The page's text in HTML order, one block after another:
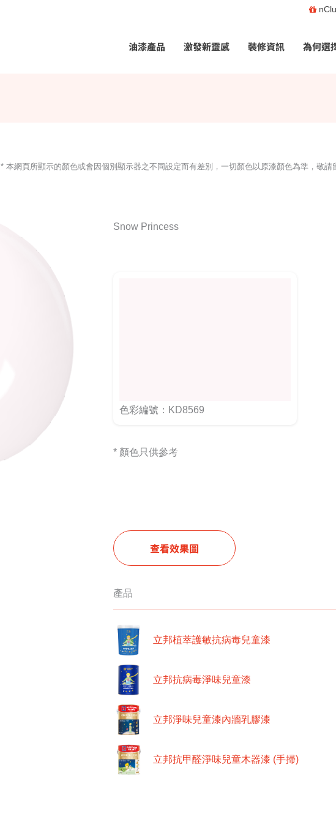
油漆產品 激發新靈感 裝修資訊 為何選
* 本網頁所顯示的顏色或會因個別顯示器之不同設定而有差別，一切顏色以原漆顏色為準，敬請
Snow Princess
色彩編號：KD8569
* 顏色只供參考
查看效果圖
產品
立邦植萃護敏抗病毒兒童漆
立邦抗病毒淨味兒童漆
立邦淨味兒童漆內牆乳膠漆
立邦抗甲醛淨味兒童木器漆 (手掃)